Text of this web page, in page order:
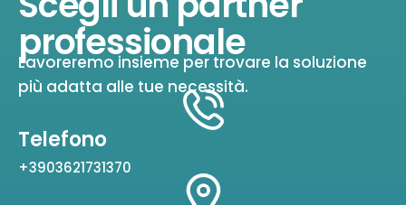
professionale
Lavoreremo insieme per trovare la soluzione
più adatta alle tue necessità.
Telefono
+3903621731370